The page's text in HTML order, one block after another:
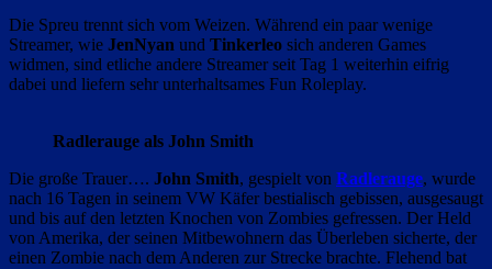
Die Spreu trennt sich vom Weizen. Während ein paar wenige
Streamer, wie JenNyan und Tinkerleo sich anderen Games
widmen, sind etliche andere Streamer seit Tag 1 weiterhin eifrig
dabei und liefern sehr unterhaltsames Fun Roleplay.
Radlerauge als John Smith
Die große Trauer…. John Smith, gespielt von Radlerauge, wurde
nach 16 Tagen in seinem VW Käfer bestialisch gebissen, ausgesaugt
und bis auf den letzten Knochen von Zombies gefressen. Der Held
von Amerika, der seinen Mitbewohnern das Überleben sicherte, der
einen Zombie nach dem Anderen zur Strecke brachte. Flehend bat